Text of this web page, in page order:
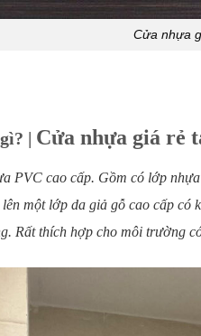
Cửa nhựa
| Cửa nhựa giá rẻ
PVC cao cấp. Gồm có lớp
một lớp da giả gỗ cao cấp
Rất thích hợp cho môi trường